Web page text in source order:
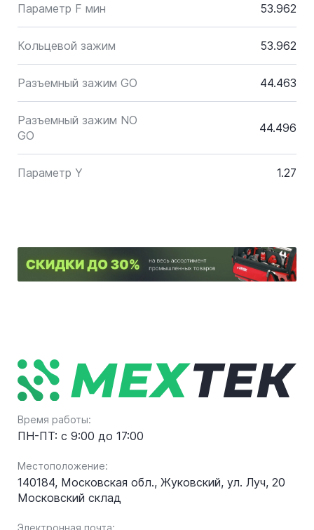
Параметр F мин 53.962
Кольцевой зажим 53.962
Разъемный зажим GO 44.463
Разъемный зажим NO
GO
44.496
Параметр Y 1.27
Время работы:
ПН-ПТ: с 9:00 до 17:00
Местоположение:
140184, Московская обл., Жуковский, ул. Луч, 20
Московский склад